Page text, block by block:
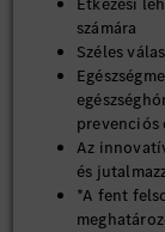
számára
Széles
prevenciós
Az
és
*A fent